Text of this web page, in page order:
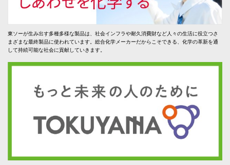
東ソーが生み出す多種多様な製品は、社会インフラや耐久消費財など人々の生活に役立つさ
まざまな最終製品に使われています。総合化学メーカーだからこそできる、化学の革新を通
して持続可能な社会に貢献していきます。